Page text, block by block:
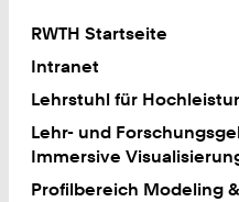
RWTH Startseite
Intranet
Lehrstuhl für
Lehr- und
Immersive
Profilbereich Modeling